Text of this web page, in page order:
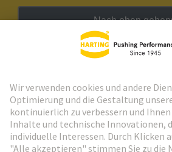
Nach oben gehen
Weiter zur Anmeldung